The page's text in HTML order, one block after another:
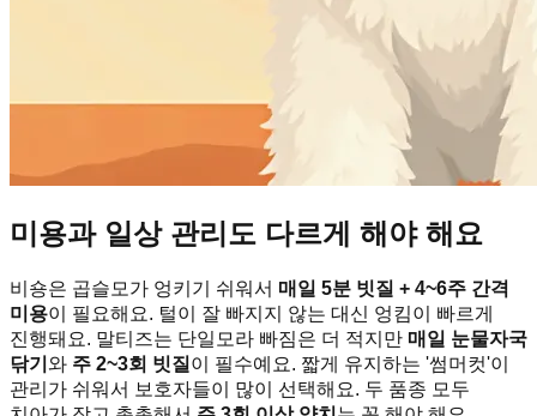
미용과 일상 관리도 다르게 해야 해요
비숑은 곱슬모가 엉키기 쉬워서 매일 5분 빗질 + 4~6주 간격
미용이 필요해요. 털이 잘 빠지지 않는 대신 엉킴이 빠르게
진행돼요. 말티즈는 단일모라 빠짐은 더 적지만 매일 눈물자국
닦기 와 주 2~3회 빗질 이 필수예요. 짧게 유지하는 '썸머컷'이
관리가 쉬워서 보호자들이 많이 선택해요. 두 품종 모두